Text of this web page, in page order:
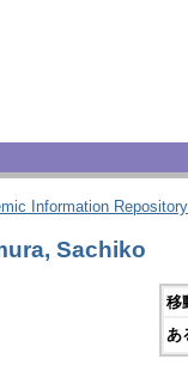
Information Repository
Sachiko
移
あ